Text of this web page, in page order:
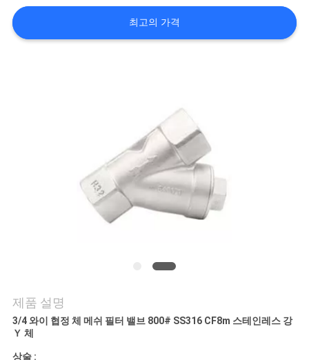
품
질
소
식
최고의 가격
제품 설명
3/4 와이 협정 체 메쉬 필터 밸브 800# SS316 CF8m 스테인레스 강
Ｙ 체
상술 :